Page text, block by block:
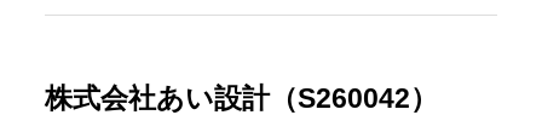
株式会社あい設計（S260042）